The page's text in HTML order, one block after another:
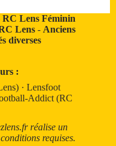
RC Lens Féminin
Lens- Anciens
diverses
:
·Lensfoot
Addict (RC
réalise un
requises.